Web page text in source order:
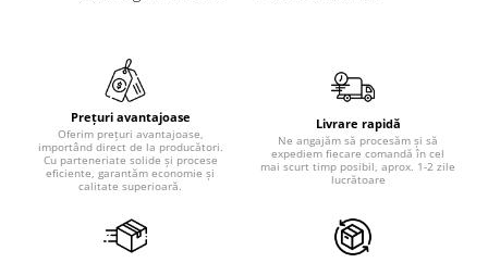
Prețuri avantajoase
Oferim prețuri avantajoase,
importând direct de la producători.
Cu parteneriate solide și procese
eficiente, garantăm economie și
calitate superioară.
Livrare rapidă
Ne angajăm să procesăm și să
expediem fiecare comandă în cel
mai scurt timp posibil, aprox. 1-2 zile
lucrătoare